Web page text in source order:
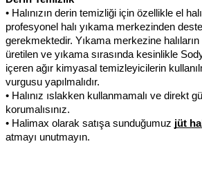
• Halınızın derin temizliği için özellikle el
profesyonel halı yıkama merkezinden
gerekmektedir. Yıkama merkezine
üretilen ve yıkama sırasında kesinlikle
içeren ağır kimyasal temizleyicilerin
vurgusu yapılmalıdır.
• Halınız ıslakken kullanmamalı ve direkt
korumalısınız.
• Halimax olarak satışa sunduğumuz jüt
atmayı unutmayın.